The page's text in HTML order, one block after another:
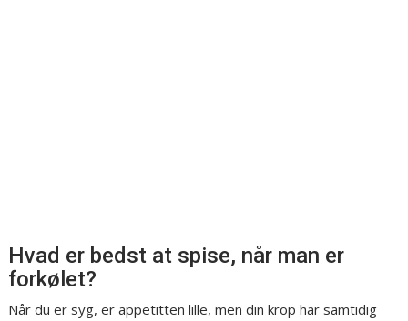
Hvad er bedst at spise, når man er
forkølet?
Når du er syg, er appetitten lille, men din krop har samtidig